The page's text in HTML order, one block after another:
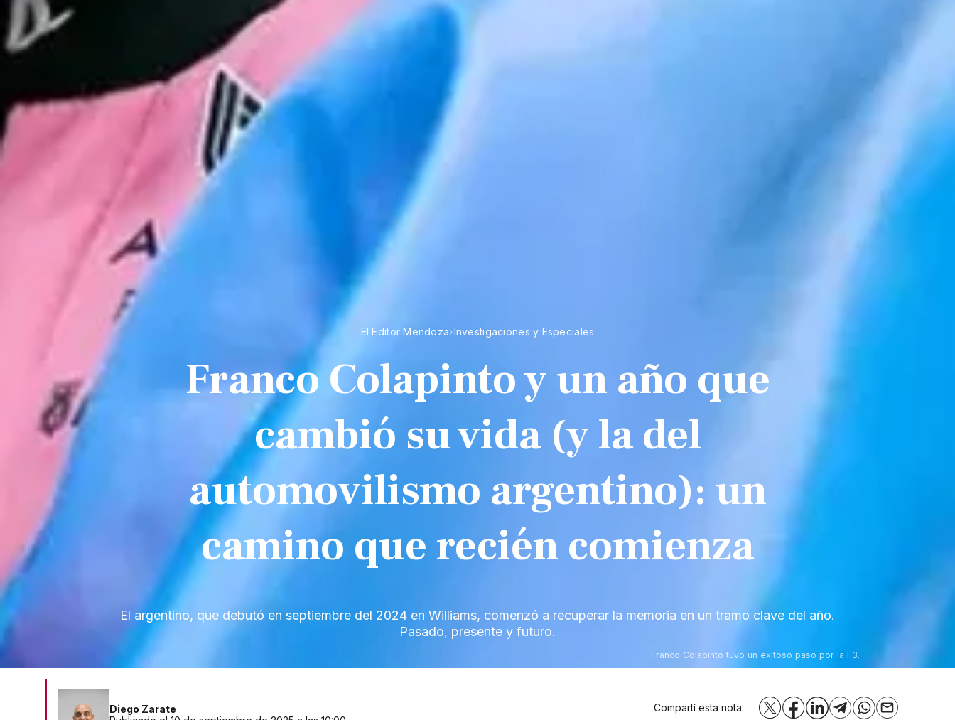
Franco Colapinto tuvo un exitoso paso por la F3.
El Editor Mendoza›Investigaciones y Especiales
Franco Colapinto y un año que
cambió su vida (y la del
automovilismo argentino): un
camino que recién comienza
El argentino, que debutó en septiembre del 2024 en Williams, comenzó a recuperar la memoria en un tramo clave del año.
Pasado, presente y futuro.
Diego Zarate
Compartí esta nota: X Facebook
LinkedInTelegramWhatsApp
Email